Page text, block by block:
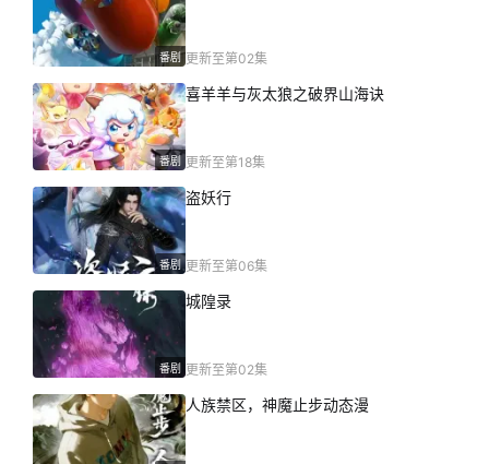
番剧 更新至第02集
番剧
喜羊羊与灰太狼之破界山海诀
更新至第18集
番剧
盗妖行
更新至第06集
番剧
城隍录
更新至第02集
人族禁区，神魔止步动态漫